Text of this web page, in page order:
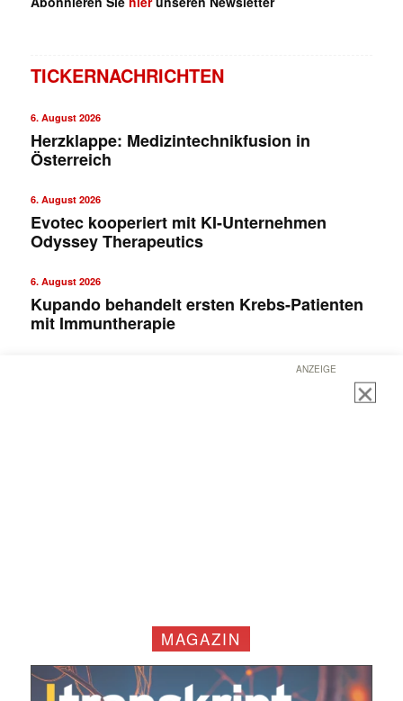
TICKERNACHRICHTEN
6. August 2026
Herzklappe: Medizintechnikfusion in
Österreich
6. August 2026
Evotec kooperiert mit KI-Unternehmen
Odyssey Therapeutics
6. August 2026
Kupando behandelt ersten Krebs-Patienten
mit Immuntherapie
ANZEIGE
MAGAZIN